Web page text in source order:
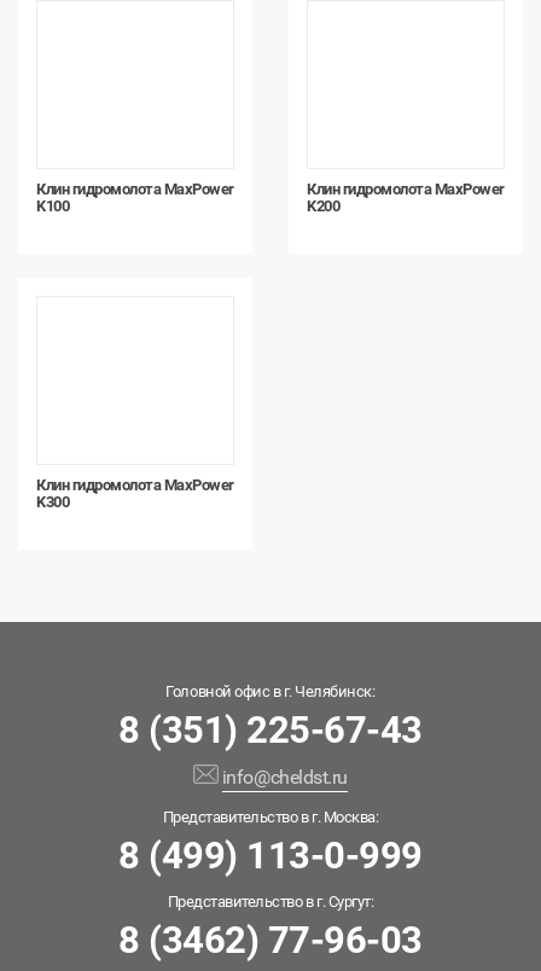
Клин гидромолота MaxPower
K100
Клин гидромолота MaxPower
K200
Клин гидромолота MaxPower
K300
Головной офис в г. Челябинск:
8 (351) 225-67-43
info@cheldst.ru
Представительство в г. Москва:
8 (499) 113-0-999
Представительство в г. Сургут:
8 (3462) 77-96-03